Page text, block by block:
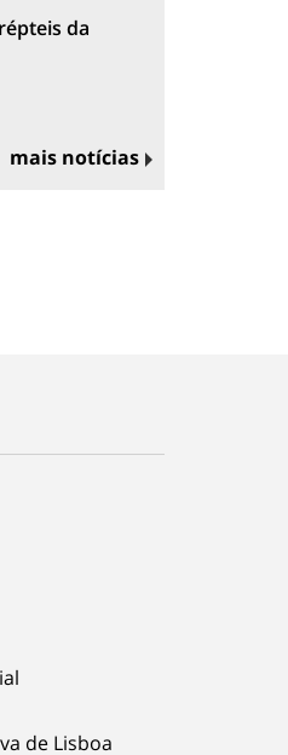
da
mais notícias
de Lisboa